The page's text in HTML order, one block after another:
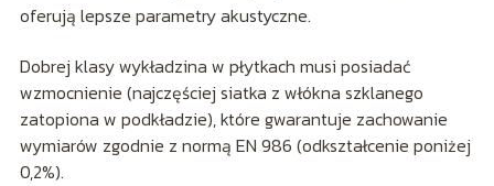
oferują lepsze parametry akustyczne.
Dobrej klasy wykładzina w płytkach musi posiadać
wzmocnienie (najczęściej siatka z włókna szklanego
zatopiona w podkładzie), które gwarantuje zachowanie
wymiarów zgodnie z normą EN 986 (odkształcenie poniżej
0,2%).